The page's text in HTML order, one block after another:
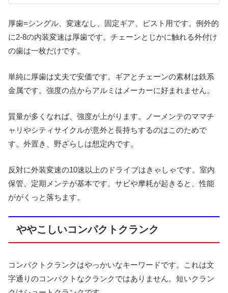
厚歯=シングル、変速なし、固定ギア、ピスト用です。例外的
に2-8の内装変速は厚歯です。チェーンとじかに触れる外付け
の歯は一枚だけです。
単純に厚歯は丈夫で安価です。ギアとチェーンの素材は鉄系
金属です。強度の点からアルミはメーカーに好まれません。
質量が多くなれば、強度が上がります。ノーメンテのママチ
ャリやシティサイクルが意外と長持ちするのはこのためで
す。外置き、野ざらしは想定内です。
反対に外装変速の10速以上のドライブはきゃしゃです。室内
保管、定期メンテが基本です。サビや摩耗が起きると、性能
ががくっと落ちます。
ややこしいコンパクトクランク
コンパクトクランクはやっかいなキーワードです。これは文
字通りのコンパクトなクランクではありません。短いクラン